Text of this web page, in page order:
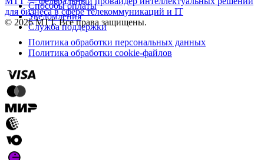
Способы оплаты
Уведомления
Служба поддержки
для бизнеса в сфере телекоммуникаций и IT
© 2026 МТТ. Все права защищены.
Политика обработки персональных данных
Политика обработки cookie-файлов